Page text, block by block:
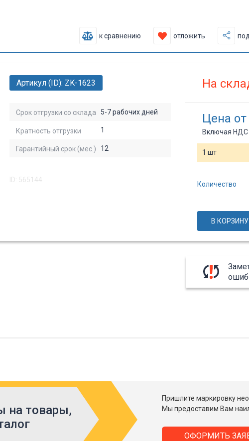
к сравнению отложить
Артикул (ID): ZK-1623
Срок отгрузки со склада 5-7 рабочих дней
Кратность отгрузки 1
Гарантийный срок (мес.) 12
ID: 565144
На
Цена от
Включая НДС
1 шт
Количество
В КОРЗИНУ
на товары,
Пришлите маркировку
Мы предоставим Вам
ОФОРМИТЬ